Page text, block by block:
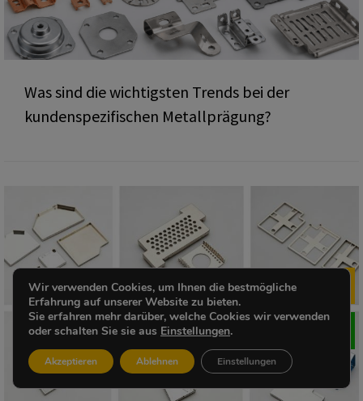
Was sind die wichtigsten Trends bei der
kundenspezifischen Metallprägung?
Wir verwenden Cookies, um Ihnen die bestmögliche
Erfahrung auf unserer Website zu bieten.
Sie erfahren mehr darüber, welche Cookies wir verwenden
oder schalten Sie sie aus Einstellungen.
Akzeptieren Ablehnen Einstellungen